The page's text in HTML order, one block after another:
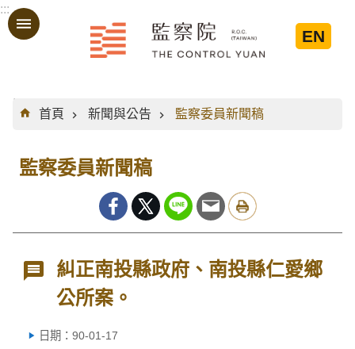
跳到主要內容區塊
:::
EN
:::
首頁
新聞與公告 監察委員新聞稿
監察委員新聞稿
糾正南投縣政府、南投縣仁愛鄉
公所案。
日期：90-01-17